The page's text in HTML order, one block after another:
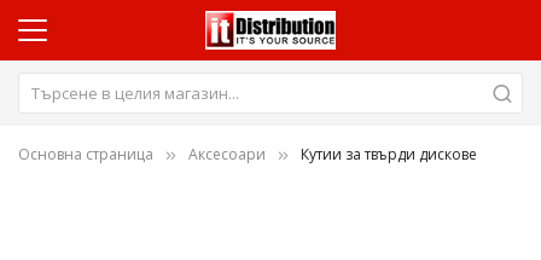
Основна страница Аксесоари Кутии за твърди дискове